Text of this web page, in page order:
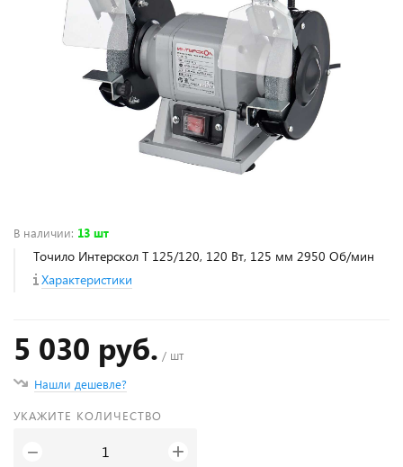
В наличии: 13 шт
Точило Интерскол Т 125/120, 120 Вт, 125 мм 2950 Об/мин
Характеристики
5 030 руб. / шт
Нашли дешевле?
УКАЖИТЕ КОЛИЧЕСТВО
− +